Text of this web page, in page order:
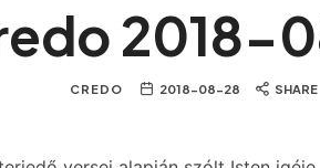
2018-
CREDO 2018-08-28 SHARE